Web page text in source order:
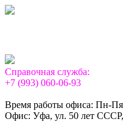
Справочная служба:
+7 (993) 060-06-93
Время работы офиса: Пн-
Офис: Уфа, ул. 50 лет